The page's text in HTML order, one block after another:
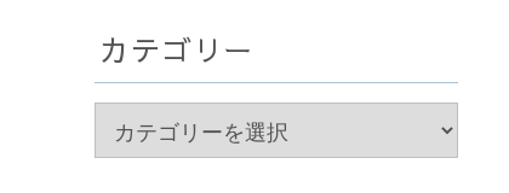
カテゴリー